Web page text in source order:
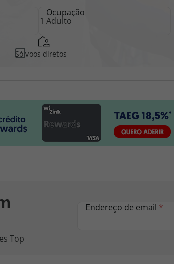
Ocupação
Só voos diretos
Top
Endereço de email *